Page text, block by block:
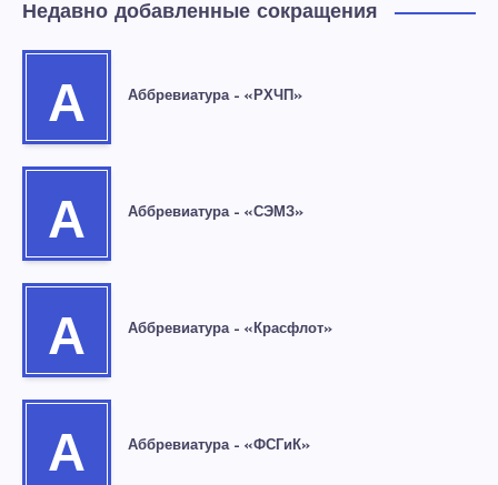
Недавно добавленные сокращения
А Аббревиатура – «РХЧП»
А Аббревиатура – «СЭМЗ»
А Аббревиатура – «Красфлот»
А Аббревиатура – «ФСГиК»